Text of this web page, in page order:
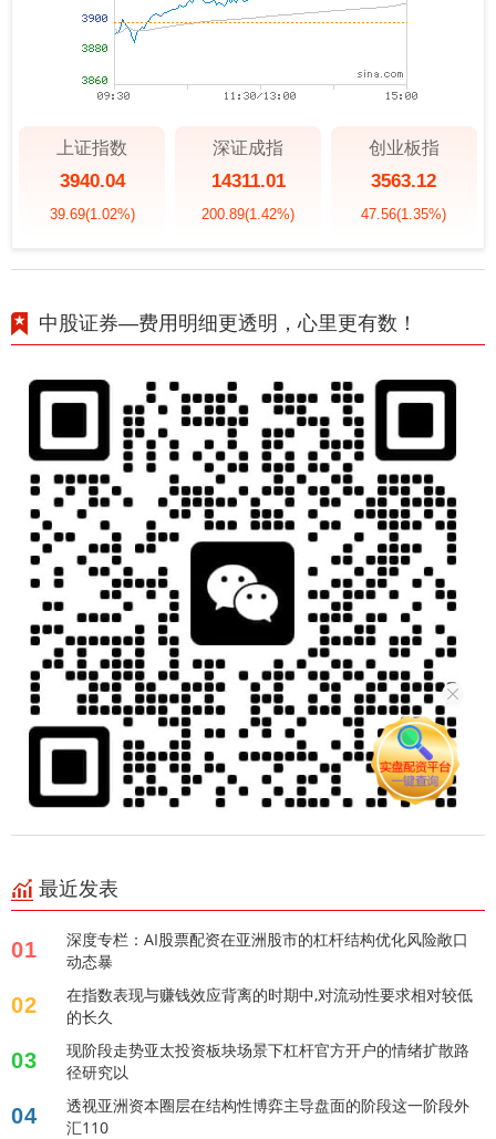
上证指数
3940.04
39.69(1.02%)
深证成指
14311.01
200.89(1.42%)
创业板指
3563.12
47.56(1.35%)
中股证券—费用明细更透明，心里更有数！
最近发表
01
深度专栏：AI股票配资在亚洲股市的杠杆结构优化风险敞口
动态暴
02
在指数表现与赚钱效应背离的时期中,对流动性要求相对较低
的长久
03
现阶段走势亚太投资板块场景下杠杆官方开户的情绪扩散路
径研究以
04
透视亚洲资本圈层在结构性博弈主导盘面的阶段这一阶段外
汇110